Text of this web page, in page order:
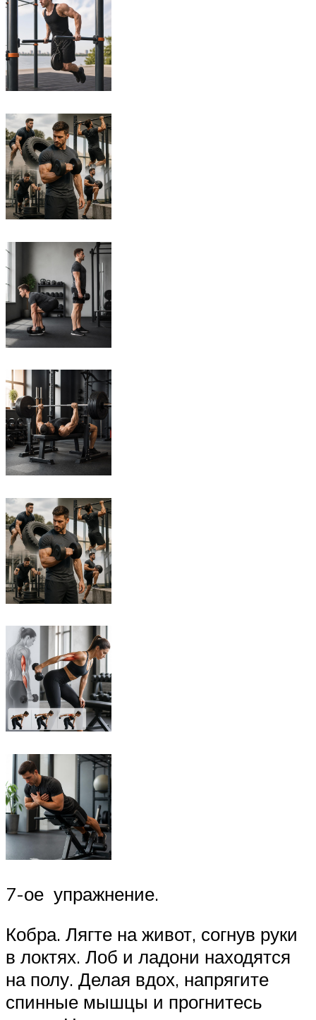
7-ое упражнение.
Кобра. Лягте на живот, согнув руки
в локтях. Лоб и ладони находятся
на полу. Делая вдох, напрягите
спинные мышцы и прогнитесь